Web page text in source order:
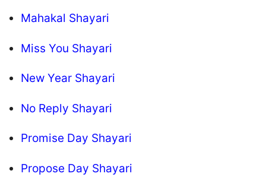
Mahakal Shayari
Miss You Shayari
New Year Shayari
No Reply Shayari
Promise Day Shayari
Propose Day Shayari